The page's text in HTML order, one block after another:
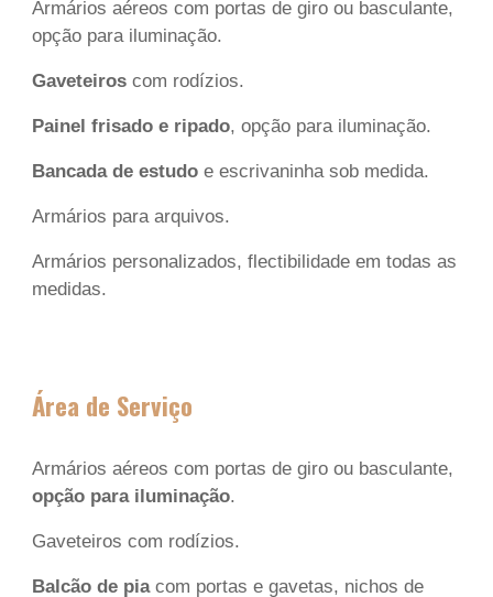
Armários aéreos com portas de giro ou basculante,
opção para iluminação.
Gaveteiros com rodízios.
Painel frisado e ripado, opção para iluminação.
Bancada de estudo e escrivaninha sob medida.
Armários para arquivos.
Armários personalizados, flectibilidade em todas as
medidas.
Área de Serviço
Armários aéreos com portas de giro ou basculante,
opção para iluminação.
Gaveteiros com rodízios.
Balcão de piacom portas e gavetas, nichos de